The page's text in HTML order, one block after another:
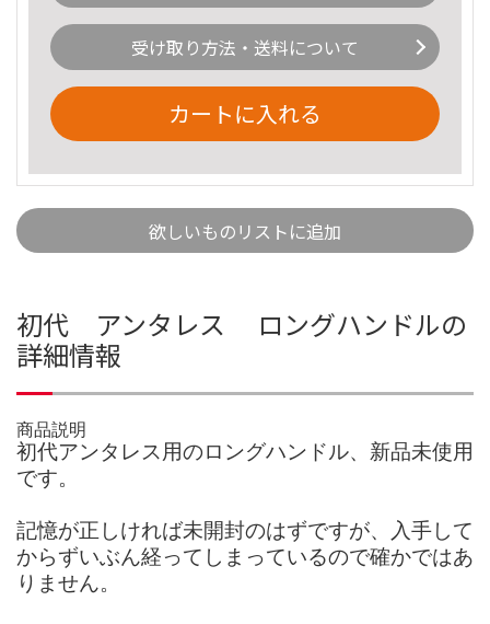
受け取り方法・送料について
カートに入れる
欲しいものリストに追加
初代 アンタレス ロングハンドルの
詳細情報
商品説明
初代アンタレス用のロングハンドル、新品未使用
です。
記憶が正しければ未開封のはずですが、入手して
からずいぶん経ってしまっているので確かではあ
りません。